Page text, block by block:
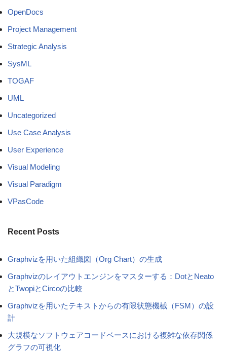
OpenDocs
Project Management
Strategic Analysis
SysML
TOGAF
UML
Uncategorized
Use Case Analysis
User Experience
Visual Modeling
Visual Paradigm
VPasCode
Recent Posts
Graphvizを用いた組織図（Org Chart）の生成
Graphvizのレイアウトエンジンをマスターする：DotとNeato
とTwopiとCircoの比較
Graphvizを用いたテキストからの有限状態機械（FSM）の設
計
大規模なソフトウェアコードベースにおける複雑な依存関係
グラフの可視化